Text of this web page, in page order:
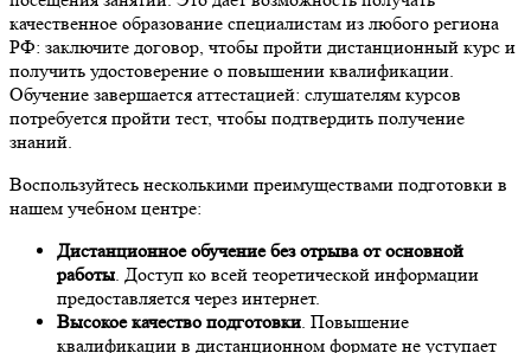
качественное образование специалистам из любого региона
РФ: заключите договор, чтобы пройти дистанционный курс и
получить удостоверение о повышении квалификации.
Обучение завершается аттестацией: слушателям курсов
потребуется пройти тест, чтобы подтвердить получение
знаний.
Воспользуйтесь несколькими преимуществами подготовки в
нашем учебном центре:
Дистанционное обучение без отрыва от основной
работы. Доступ ко всей теоретической информации
предоставляется через интернет.
Высокое качество подготовки. Повышение
квалификации в дистанционном формате не уступает